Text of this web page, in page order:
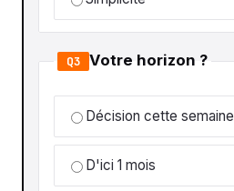
Q3 Votre horizon ?
Décision cette semaine
D'ici 1 mois